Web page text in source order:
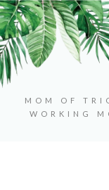
MOM OF
WORKING